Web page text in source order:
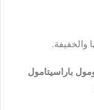
والخفيفة.
باراسيتامول